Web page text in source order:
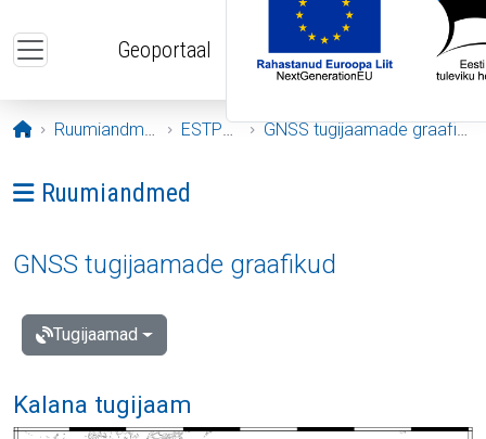
Geoportaal
Avaleht
Ruumiandmed ESTPOS GNSS tugijaamade graafikud
Ava menüü: Ruumiandmed
Ruumiandmed
GNSS tugijaamade graafikud
Tugijaamad
Kalana tugijaam